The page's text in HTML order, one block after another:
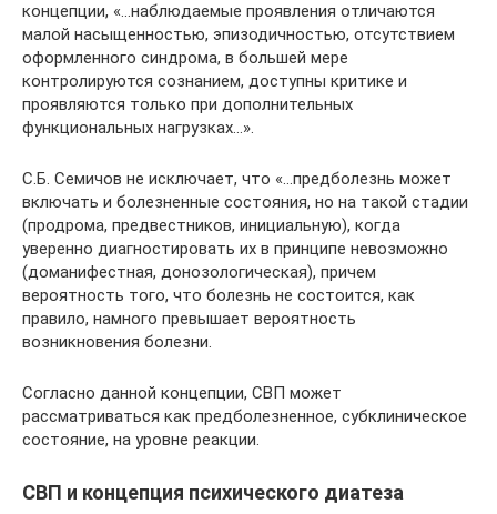
концепции, «…наблюдаемые проявления отличаются
малой насыщенностью, эпизодичностью, отсутствием
оформленного синдрома, в большей мере
контролируются сознанием, доступны критике и
проявляются только при дополнительных
функциональных нагрузках…».
С.Б. Семичов не исключает, что «…предболезнь может
включать и болезненные состояния, но на такой стадии
(продрома, предвестников, инициальную), когда
уверенно диагностировать их в принципе невозможно
(доманифестная, донозологическая), причем
вероятность того, что болезнь не состоится, как
правило, намного превышает вероятность
возникновения болезни.
Согласно данной концепции, СВП может
рассматриваться как предболезненное, субклиническое
состояние, на уровне реакции.
СВП и концепция психического диатеза